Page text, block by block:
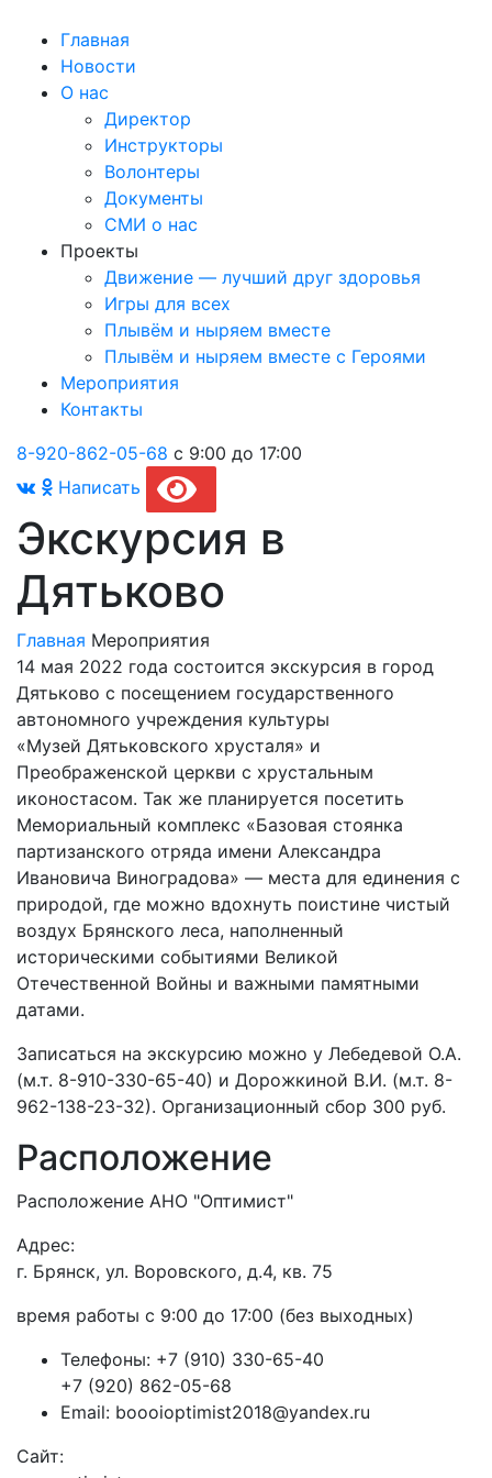
Главная
Новости
О нас
Директор
Инструкторы
Волонтеры
Документы
СМИ о нас
Проекты
Движение — лучший друг здоровья
Игры для всех
Плывём и ныряем вместе
Плывём и ныряем вместе c Героями
Мероприятия
Контакты
8-920-862-05-68 с 9:00 до 17:00
Написать
Экскурсия в
Дятьково
Главная Мероприятия
14 мая 2022 года состоится экскурсия в город
Дятьково с посещением государственного
автономного учреждения культуры
«Музей Дятьковского хрусталя» и
Преображенской церкви с хрустальным
иконостасом. Так же планируется посетить
Мемориальный комплекс «Базовая стоянка
партизанского отряда имени Александра
Ивановича Виноградова» — места для единения с
природой, где можно вдохнуть поистине чистый
воздух Брянского леса, наполненный
историческими событиями Великой
Отечественной Войны и важными памятными
датами.
Записаться на экскурсию можно у Лебедевой О.А.
(м.т. 8-910-330-65-40) и Дорожкиной В.И. (м.т. 8-
962-138-23-32). Организационный сбор 300 руб.
Расположение
Расположение АНО "Оптимист"
Адрес:
г. Брянск, ул. Воровского, д.4, кв. 75
время работы с 9:00 до 17:00 (без выходных)
Телефоны: +7 (910) 330-65-40
+7 (920) 862-05-68
Email: boooioptimist2018@yandex.ru
Сайт: